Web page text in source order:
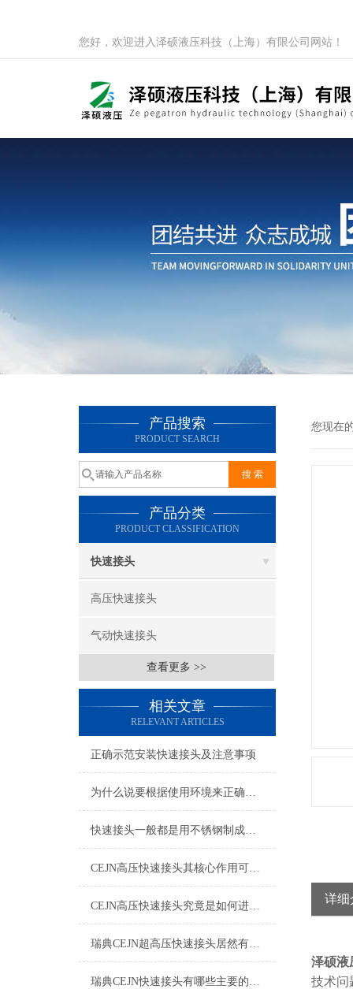
您好，欢迎进入泽硕液压科技（上海）有限公司网站！
产品搜索
PRODUCT SEARCH
产品分类
PRODUCT CLASSIFICATION
快速接头
高压快速接头
气动快速接头
查看更多 >>
相关文章
RELEVANT ARTICLES
正确示范安装快速接头及注意事项
为什么说要根据使用环境来正确的选择快速接头呢？
快速接头一般都是用不锈钢制成，那么该如何清洗维护呢？
CEJN高压快速接头其核心作用可归纳为以下方面
CEJN高压快速接头究竟是如何进行安装的呢？
瑞典CEJN超高压快速接头居然有如此广泛的应用领域
瑞典CEJN快速接头有哪些主要的优势呢？
您现在
详细
泽硕液
技术问